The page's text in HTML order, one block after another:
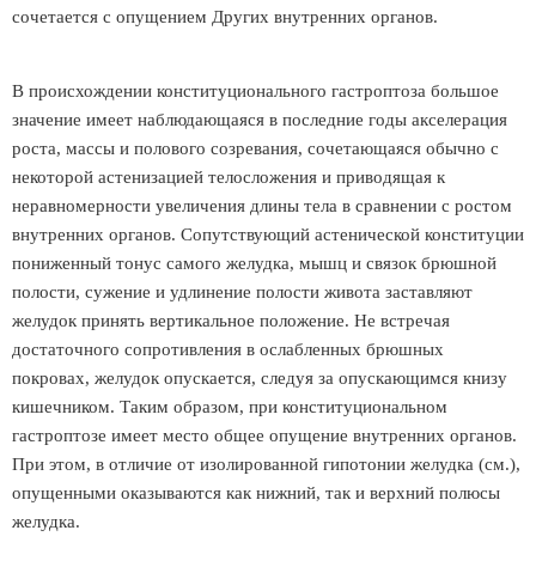
сочетается с опущением Других внутренних органов.
В происхождении конституционального гастроптоза большое
значение имеет наблюдающаяся в последние годы акселерация
роста, массы и полового созревания, сочетающаяся обычно с
некоторой астенизацией телосложения и приводящая к
неравномерности увеличения длины тела в сравнении с ростом
внутренних органов. Сопутствующий астенической конституции
пониженный тонус самого желудка, мышц и связок брюшной
полости, сужение и удлинение полости живота заставляют
желудок принять вертикальное положение. Не встречая
достаточного сопротивления в ослабленных брюшных
покровах, желудок опускается, следуя за опускающимся книзу
кишечником. Таким образом, при конституциональном
гастроптозе имеет место общее опущение внутренних органов.
При этом, в отличие от изолированной гипотонии желудка (см.),
опущенными оказываются как нижний, так и верхний полюсы
желудка.